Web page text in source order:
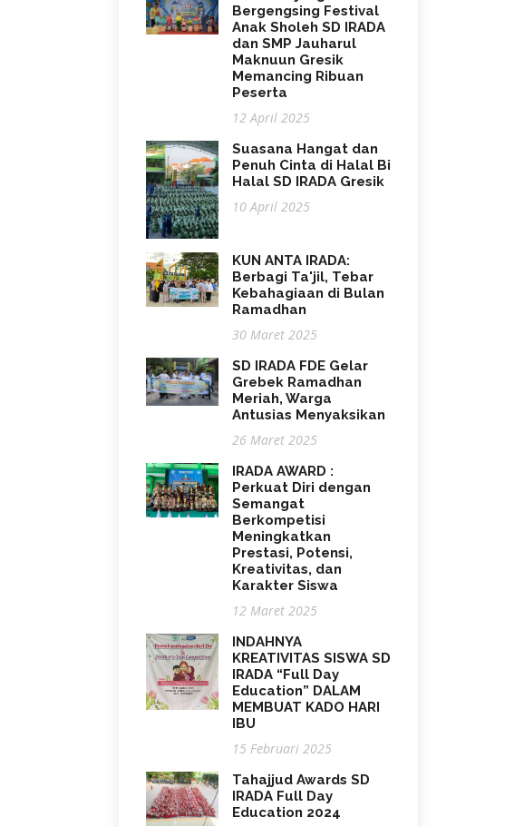
Bergengsing Festival
Anak Sholeh SD IRADA
dan SMP Jauharul
Maknuun Gresik
Memancing Ribuan
Peserta
12 April 2025
Suasana Hangat dan
Penuh Cinta di Halal Bi
Halal SD IRADA Gresik
10 April 2025
KUN ANTA IRADA:
Berbagi Ta'jil, Tebar
Kebahagiaan di Bulan
Ramadhan
30 Maret 2025
SD IRADA FDE Gelar
Grebek Ramadhan
Meriah, Warga
Antusias Menyaksikan
26 Maret 2025
IRADA AWARD :
Perkuat Diri dengan
Semangat
Berkompetisi
Meningkatkan
Prestasi, Potensi,
Kreativitas, dan
Karakter Siswa
12 Maret 2025
INDAHNYA
KREATIVITAS SISWA SD
IRADA “Full Day
Education” DALAM
MEMBUAT KADO HARI
IBU
15 Februari 2025
Tahajjud Awards SD
IRADA Full Day
Education 2024